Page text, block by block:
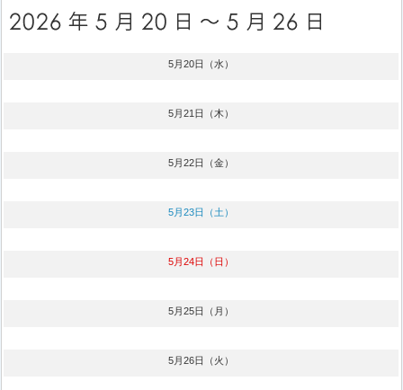
5月20日（水）
5月21日（木）
5月22日（金）
5月23日（土）
5月24日（日）
5月25日（月）
5月26日（火）